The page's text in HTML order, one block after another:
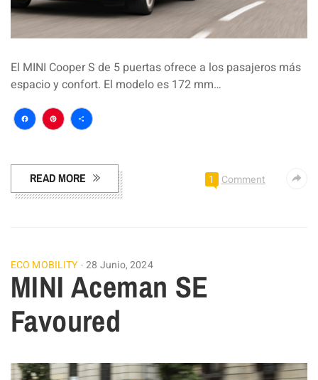
El MINI Cooper S de 5 puertas ofrece a los pasajeros más
espacio y confort. El modelo es 172 mm…
Facebook
Pinterest
Compartir
READ MORE 1 Comment
ECO MOBILITY 28 Junio, 2024
MINI Aceman SE
Favoured